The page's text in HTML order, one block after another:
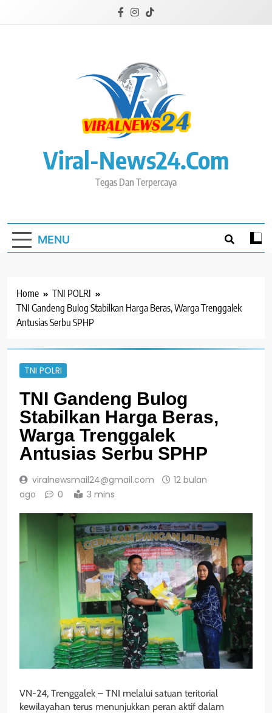
Viral-News24.com
Tegas Dan Terpercaya
MENU
Home
TNI POLRI
TNI Gandeng Bulog Stabilkan Harga Beras, Warga Trenggalek
Antusias Serbu SPHP
TNI POLRI
TNI Gandeng Bulog
Stabilkan Harga Beras,
Warga Trenggalek
Antusias Serbu SPHP
viralnewsmail24@gmail.com
12 bulan
ago
0 3 mins
VN-24, Trenggalek – TNI melalui satuan teritorial
kewilayahan terus menunjukkan peran aktif dalam